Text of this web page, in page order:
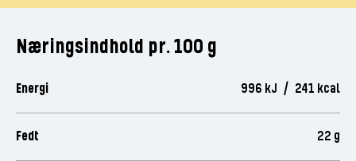
Næringsindhold pr. 100 g
Energi 996 kJ / 241 kcal
Fedt 22 g